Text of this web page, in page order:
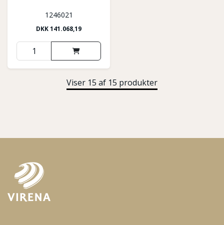
1246021
DKK141.068,19
Viser 15 af 15 produkter